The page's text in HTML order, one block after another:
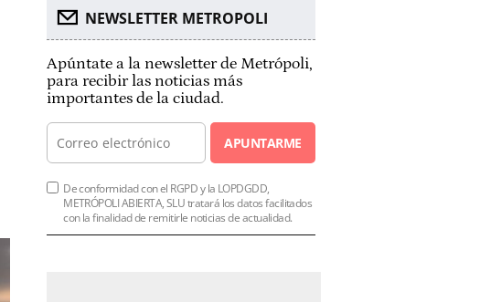
NEWSLETTER METROPOLI
Apúntate a la newsletter de Metrópoli,
para recibir las noticias más
importantes de la ciudad.
APUNTARME
De conformidad con el RGPD y la LOPDGDD,
METRÓPOLI ABIERTA, SLU tratará los datos facilitados
con la finalidad de remitirle noticias de actualidad.